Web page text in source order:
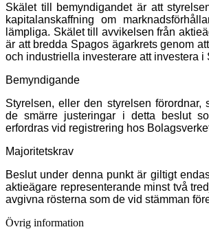
Skälet till bemyndigandet är att
kapitalanskaffning om
lämpliga. Skälet till avvikelsen från
är att bredda Spagos ägarkrets genom
och industriella investerare att investera i
Bemyndigande
Styrelsen, eller den styrelsen förordnar,
de smärre justeringar i detta beslut
erfordras vid registrering hos
Majoritetskrav
Beslut under denna punkt är giltigt
aktieägare representerande minst två
avgivna rösterna som de vid stämman
Övrig information